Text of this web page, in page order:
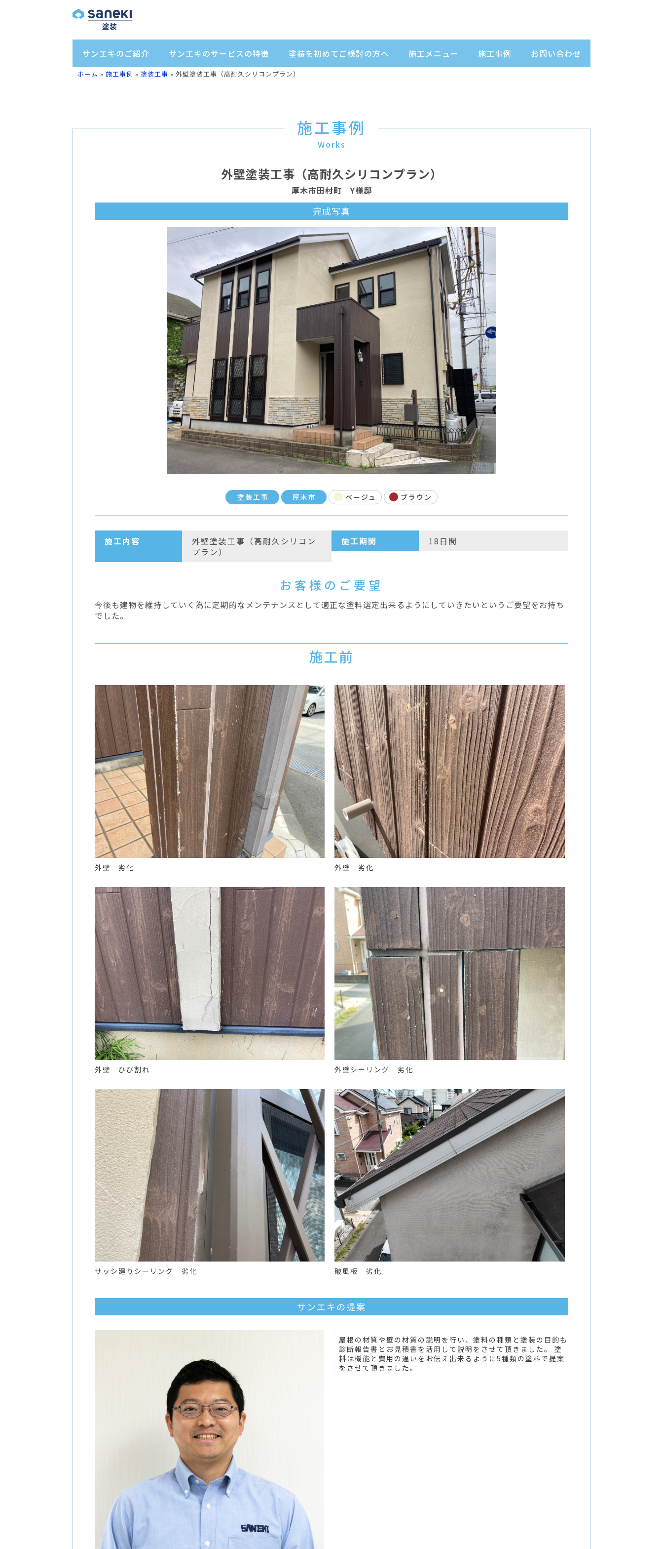
サンエキのご紹介 サンエキのサービスの特徴 塗装を初めてご検討の方へ 施工メニュー 施工事例 お問い合わせ
ホーム » 施工事例 » 塗装工事 » 外壁塗装工事（高耐久シリコンプラン）
施工事例
Works
外壁塗装工事（高耐久シリコンプラン）
厚木市田村町 Y様邸
完成写真
塗装工事 厚木市 ベージュ ブラウン
施工内容
外壁塗装工事（高耐久シリコン
プラン）
施工期間 18日間
お客様のご要望
今後も建物を維持していく為に定期的なメンテナンスとして適正な塗料選定出来るようにしていきたいというご要望をお持ち
でした。
施工前
外壁 劣化 外壁 劣化
外壁 ひび割れ 外壁シーリング 劣化
サッシ廻りシーリング 劣化 破風板 劣化
サンエキの提案
屋根の材質や壁の材質の説明を行い、塗料の種類と塗装の目的も
診断報告書とお見積書を活用して説明をさせて頂きました。 塗
料は機能と費用の違いをお伝え出来るように5種類の塗料で提案
をさせて頂きました。